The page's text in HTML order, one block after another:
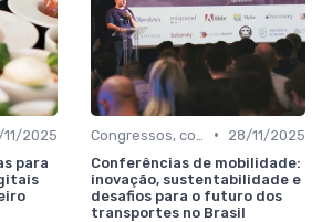
2025
para
•
28/11/2025
Conferências de mobilidade:
inovação, sustentabilidade e
desafios para o futuro dos
transportes no Brasil